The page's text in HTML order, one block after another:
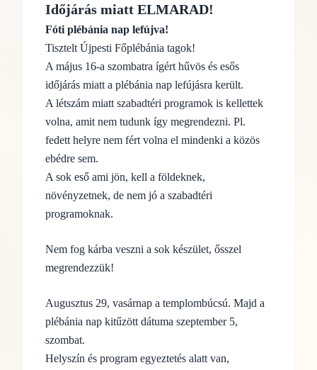
Időjárás miatt ELMARAD!
Fóti plébánia nap lefújva!
Tisztelt Újpesti Főplébánia tagok!
A május 16-a szombatra ígért hűvös és esős
időjárás miatt a plébánia nap lefújásra került.
A létszám miatt szabadtéri programok is kellettek
volna, amit nem tudunk így megrendezni. Pl.
fedett helyre nem fért volna el mindenki a közös
ebédre sem.
A sok eső ami jön, kell a földeknek,
növényzetnek, de nem jó a szabadtéri
programoknak.
Nem fog kárba veszni a sok készület, ősszel
megrendezzük!
Augusztus 29, vasárnap a templombúcsú. Majd a
plébánia nap kitűzött dátuma szeptember 5,
szombat.
Helyszín és program egyeztetés alatt van,